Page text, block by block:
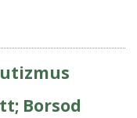
Borsod